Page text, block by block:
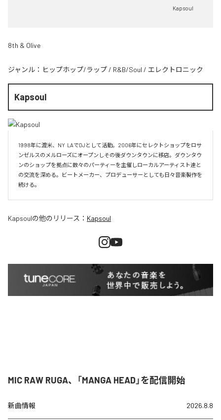
Kapsoul
8th & Olive
ジャンル： ヒップホップ/ラップ / R&B/Soul / エレクトロニック
Kapsoul
1998年に渡米、NY  LAでDJとして活動。2006年にセレクトショップをロサ
ンゼルスのメルローズにオープンしその後ダウンタウンに移店。ダウンタウ
ンのショップを拠点に数々のパーティーを主催しローカルアーティスト達と
の交流を深める。ビートメーカー、プロデューサーとしても日々音楽製作を
続ける。
Kapsoulの他のリリース： Kapsoul
MIC RAW RUGA、「MANGA HEAD」を配信開始
新曲情報 2026.8.8